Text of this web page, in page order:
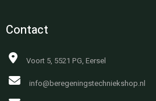
Contact
Voort 5, 5521 PG, Eersel
info@beregeningstechniekshop.nl